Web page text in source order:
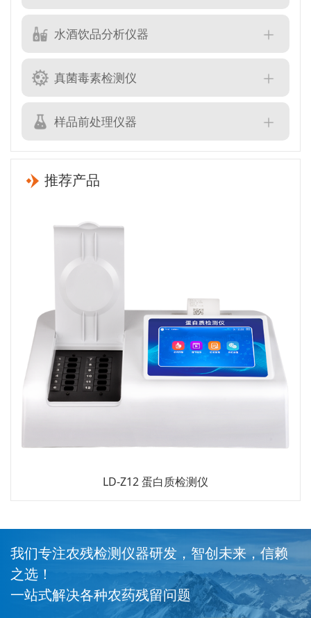
水酒饮品分析仪器
真菌毒素检测仪
样品前处理仪器
推荐产品
LD-Z12 蛋白质检测仪
我们专注农残检测仪器研发，智创未来，信赖
之选！
一站式解决各种农药残留问题